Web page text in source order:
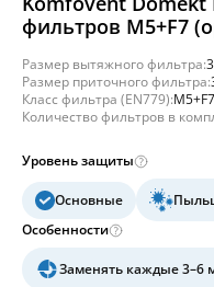
фильтров M5+F7
Размер вытяжного фильтра:
Размер приточного фильтра:
Класс фильтра (EN779):M5+F7
Количество фильтров в
Уровень защиты
Основные
Особенности
Заменять каждые 3–6